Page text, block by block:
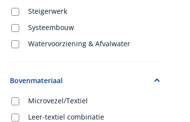
Steigerwerk
Systeembouw
Watervoorziening & Afvalwater
Bovenmateriaal
Microvezel/Textiel
Leer-textiel combinatie